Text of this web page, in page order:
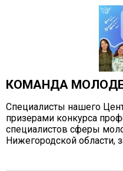
О правилах
Безопасность
Безопасность на
Безопасность на
Профилактика
Мошенники не
ЭЛЕКТРИЧЕСКИЙ
ОСТОРОЖНО, КЛЕЩИ!
КОМАНДА
Специалисты нашего
призерами конкурса
специалистов сферы
Нижегородской области,